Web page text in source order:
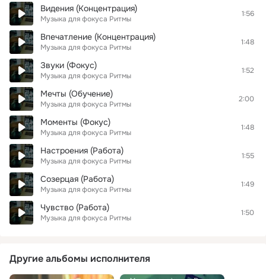
Видения (Концентрация)
Музыка для фокуса Ритмы
1:56
Впечатление (Концентрация)
Музыка для фокуса Ритмы
1:48
Звуки (Фокус)
Музыка для фокуса Ритмы
1:52
Мечты (Обучение)
Музыка для фокуса Ритмы
2:00
Моменты (Фокус)
Музыка для фокуса Ритмы
1:48
Настроения (Работа)
Музыка для фокуса Ритмы
1:55
Созерцая (Работа)
Музыка для фокуса Ритмы
1:49
Чувство (Работа)
Музыка для фокуса Ритмы
1:50
Другие альбомы исполнителя